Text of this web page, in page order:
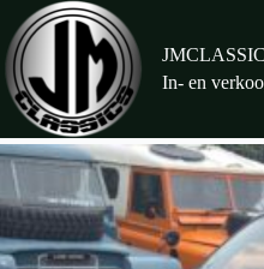
naar
de
inhoud
In- en